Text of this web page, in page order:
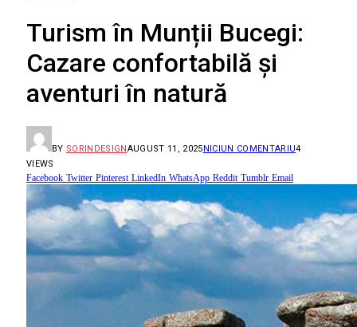
Turism în Munții Bucegi:
Cazare confortabilă și
aventuri în natură
BY SORINDESIGNAUGUST 11, 2025NICIUN COMENTARIU4
VIEWS
Facebook Twitter Pinterest LinkedIn WhatsApp Reddit Tumblr Email